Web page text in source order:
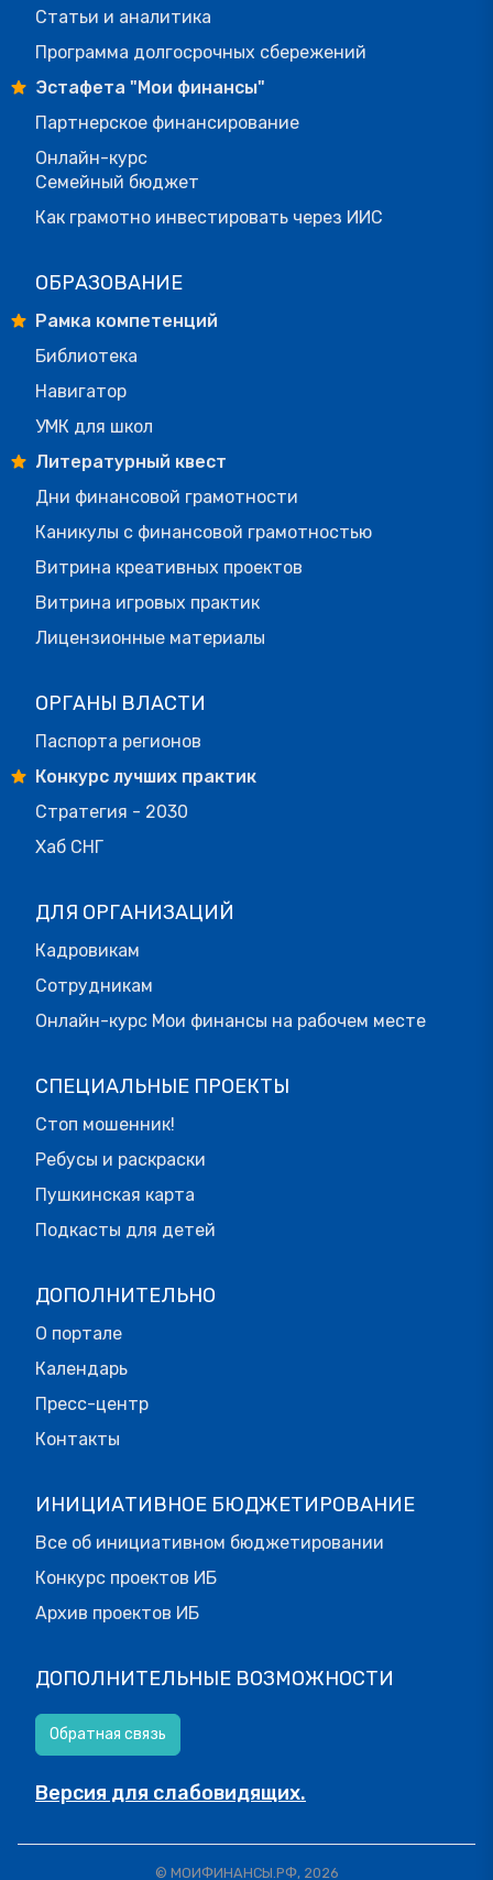
Статьи и аналитика
Программа долгосрочных сбережений
Эстафета "Мои финансы"
Партнерское финансирование
Онлайн-курс
Семейный бюджет
Как грамотно инвестировать через ИИС
ОБРАЗОВАНИЕ
Рамка компетенций
Библиотека
Навигатор
УМК для школ
Литературный квест
Дни финансовой грамотности
Каникулы с финансовой грамотностью
Витрина креативных проектов
Витрина игровых практик
Лицензионные материалы
ОРГАНЫ ВЛАСТИ
Паспорта регионов
Конкурс лучших практик
Стратегия - 2030
Хаб СНГ
ДЛЯ ОРГАНИЗАЦИЙ
Кадровикам
Сотрудникам
Онлайн-курс Мои финансы на рабочем месте
СПЕЦИАЛЬНЫЕ ПРОЕКТЫ
Стоп мошенник!
Ребусы и раскраски
Пушкинская карта
Подкасты для детей
ДОПОЛНИТЕЛЬНО
О портале
Календарь
Пресс-центр
Контакты
ИНИЦИАТИВНОЕ БЮДЖЕТИРОВАНИЕ
Все об инициативном бюджетировании
Конкурс проектов ИБ
Архив проектов ИБ
ДОПОЛНИТЕЛЬНЫЕ ВОЗМОЖНОСТИ
Обратная связь
Версия для слабовидящих.
© МОИФИНАНСЫ.РФ, 2026